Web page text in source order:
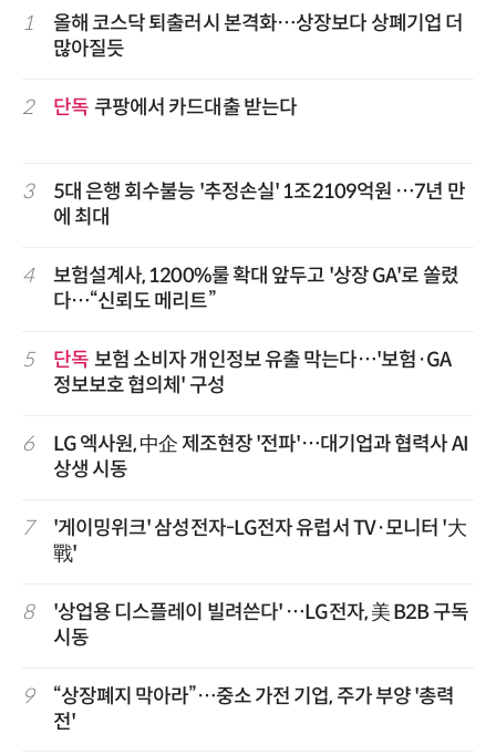
1
올해 코스닥 퇴출러시 본격화…상장보다 상폐기업 더
많아질듯
2 단독 쿠팡에서 카드대출 받는다
3
5대 은행 회수불능 '추정손실' 1조2109억원 …7년 만
에 최대
4
보험설계사, 1200%룰 확대 앞두고 '상장 GA'로 쏠렸
다…“신뢰도 메리트”
5 단독 보험 소비자 개인정보 유출 막는다…'보험·GA
정보보호 협의체' 구성
6
LG 엑사원, 中企 제조현장 '전파'…대기업과 협력사 AI
상생 시동
7
'게이밍위크' 삼성전자-LG전자 유럽서 TV·모니터 '大
戰'
8
'상업용 디스플레이 빌려쓴다' …LG전자, 美 B2B 구독
시동
9
“상장폐지 막아라”…중소 가전 기업, 주가 부양 '총력
전'